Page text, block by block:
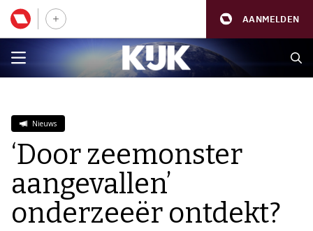
AANMELDEN
Nieuws
‘Door zeemonster
aangevallen’
onderzeeër ontdekt?